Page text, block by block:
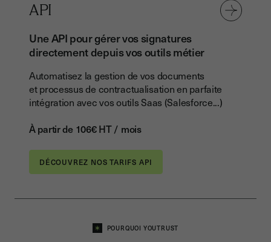
API
Une API pour gérer vos signatures
directement depuis vos outils métier
Automatisez la gestion de vos documents
et processus de contractualisation en parfaite
intégration avec vos outils Saas (Salesforce...)
À partir de 106€ HT / mois
DÉCOUVREZ NOS TARIFS API
POURQUOI YOUTRUST